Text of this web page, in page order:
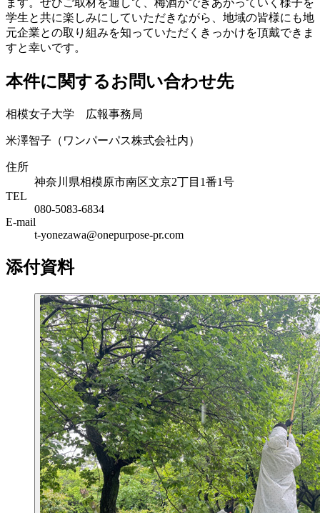
ます。ぜひご取材を通して、梅酒ができあがっていく様子を
学生と共に楽しみにしていただきながら、地域の皆様にも地
元企業との取り組みを知っていただくきっかけを頂戴できま
すと幸いです。
本件に関するお問い合わせ先
相模女子大学 広報事務局
米澤智子（ワンパーパス株式会社内）
住所
神奈川県相模原市南区文京2丁目1番1号
TEL
080-5083-6834
E-mail
t-yonezawa@onepurpose-pr.com
添付資料